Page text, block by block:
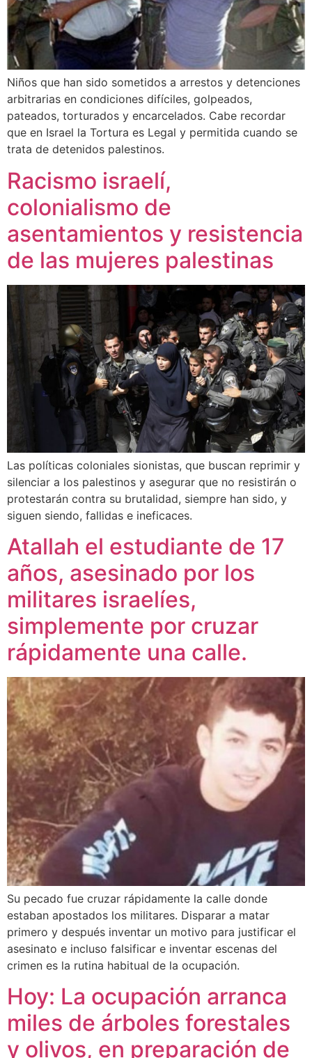
Niños que han sido sometidos a arrestos y detenciones
arbitrarias en condiciones difíciles, golpeados,
pateados, torturados y encarcelados. Cabe recordar
que en Israel la Tortura es Legal y permitida cuando se
trata de detenidos palestinos.
Racismo israelí,
colonialismo de
asentamientos y resistencia
de las mujeres palestinas
Las políticas coloniales sionistas, que buscan reprimir y
silenciar a los palestinos y asegurar que no resistirán o
protestarán contra su brutalidad, siempre han sido, y
siguen siendo, fallidas e ineficaces.
Atallah el estudiante de 17
años, asesinado por los
militares israelíes,
simplemente por cruzar
rápidamente una calle.
Su pecado fue cruzar rápidamente la calle donde
estaban apostados los militares. Disparar a matar
primero y después inventar un motivo para justificar el
asesinato e incluso falsificar e inventar escenas del
crimen es la rutina habitual de la ocupación.
Hoy: La ocupación arranca
miles de árboles forestales
y olivos, en preparación de